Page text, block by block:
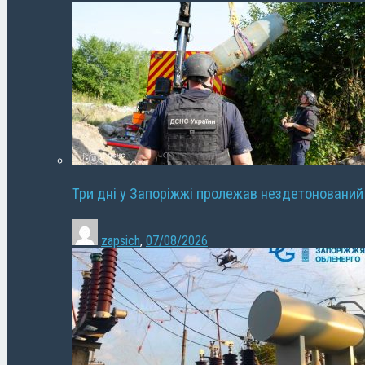
Три дні у Запоріжжі пролежав
zapsich, 07/08/2026